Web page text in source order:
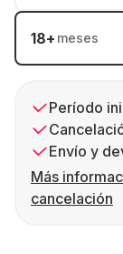
18+ meses
Período
Envío y
Más
cancelación